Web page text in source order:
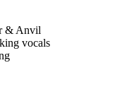
& Anvil
vocals